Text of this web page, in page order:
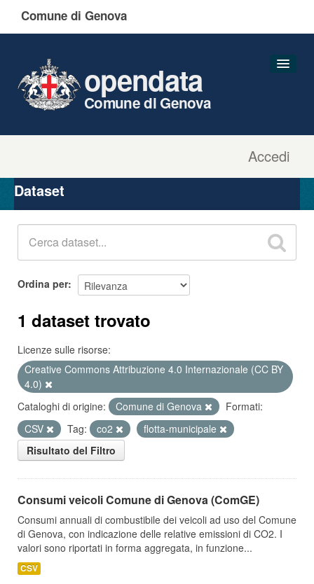
Comune di Genova
Accedi
opendata
Comune di Genova
Organizzazioni
Gruppi
Dataset
Ordina per
1 dataset trovato
Licenze sulle risorse:
Creative Commons Attribuzione 4.0 Internazionale (CC BY
4.0)
Cataloghi di origine:
Comune di Genova
Formati:
CSV
Tag: co2
flotta-municipale
Risultato del Filtro
Consumi veicoli Comune di Genova (ComGE)
Consumi annuali di combustibile dei veicoli ad uso del Comune
di Genova, con indicazione delle relative emissioni di CO2. I
valori sono riportati in forma aggregata, in funzione...
CSV